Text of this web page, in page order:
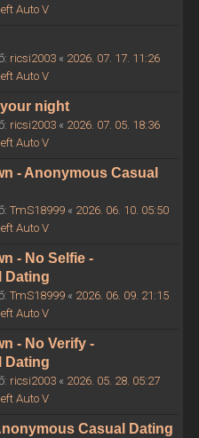
Auto V
ricsi2003« 2026. 07. 17. 11:26
Auto V
night
ricsi2003« 2026. 07. 05. 18:36
Auto V
- Anonymous Casual
TmS18999« 2026. 06. 10. 05:50
Auto V
- No Selfie -
Dating
TmS18999« 2026. 06. 09. 21:15
Auto V
- No Verify -
Dating
ricsi2003« 2026. 05. 28. 05:27
Auto V
Casual Dating